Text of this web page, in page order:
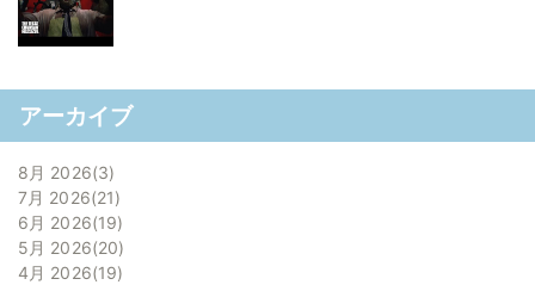
アーカイブ
8月 2026 3
7月 2026 21
6月 2026 19
5月 2026 20
4月 2026 19